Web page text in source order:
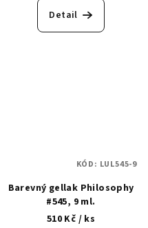
Detail
Barevný gellak Philosophy
#545, 9 ml.
510 Kč / ks
KÓD: LUL545-9